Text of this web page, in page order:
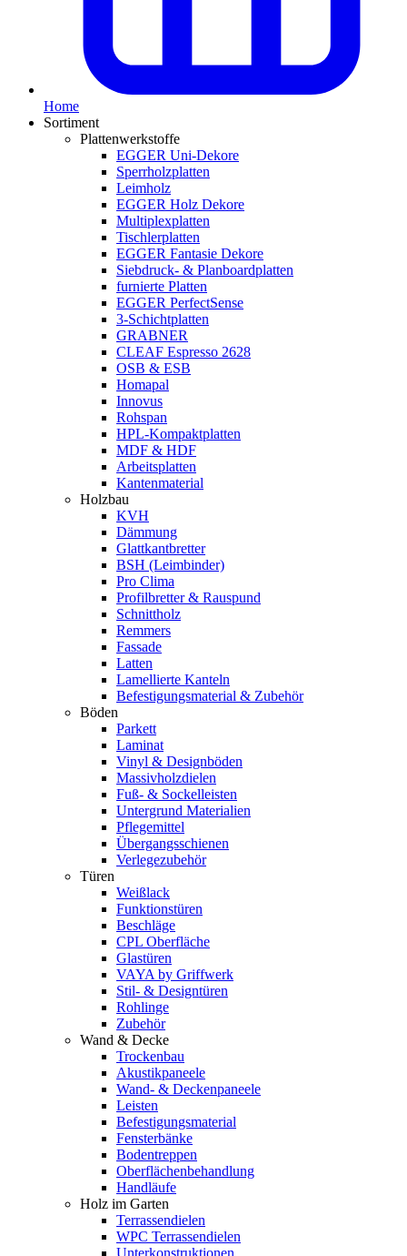
Home
Sortiment
Plattenwerkstoffe
EGGER Uni-Dekore
Sperrholzplatten
Leimholz
EGGER Holz Dekore
Multiplexplatten
Tischlerplatten
EGGER Fantasie Dekore
Siebdruck- & Planboardplatten
furnierte Platten
EGGER PerfectSense
3-Schichtplatten
GRABNER
CLEAF Espresso 2628
OSB & ESB
Homapal
Innovus
Rohspan
HPL-Kompaktplatten
MDF & HDF
Arbeitsplatten
Kantenmaterial
Holzbau
KVH
Dämmung
Glattkantbretter
BSH (Leimbinder)
Pro Clima
Profilbretter & Rauspund
Schnittholz
Remmers
Fassade
Latten
Lamellierte Kanteln
Befestigungsmaterial & Zubehör
Böden
Parkett
Laminat
Vinyl & Designböden
Massivholzdielen
Fuß- & Sockelleisten
Untergrund Materialien
Pflegemittel
Übergangsschienen
Verlegezubehör
Türen
Weißlack
Funktionstüren
Beschläge
CPL Oberfläche
Glastüren
VAYA by Griffwerk
Stil- & Designtüren
Rohlinge
Zubehör
Wand & Decke
Trockenbau
Akustikpaneele
Wand- & Deckenpaneele
Leisten
Befestigungsmaterial
Fensterbänke
Bodentreppen
Oberflächenbehandlung
Handläufe
Holz im Garten
Terrassendielen
WPC Terrassendielen